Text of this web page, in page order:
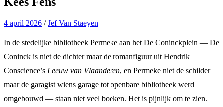
4 april 2026 /Jef Van Staeyen
In de stedelijke bibliotheek Permeke aan het De Coninckplein — De
Coninck is niet de dichter maar de romanfiguur uit Hendrik
Conscience’s Leeuw van Vlaanderen, en Permeke niet de schilder
maar de garagist wiens garage tot openbare bibliotheek werd
omgebouwd — staan niet veel boeken. Het is pijnlijk om te zien.